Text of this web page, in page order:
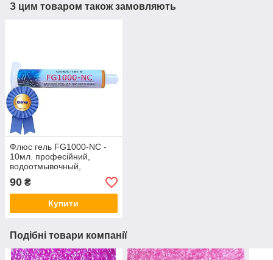
З цим товаром також замовляють
Флюс гель FG1000-NC -
10мл. професійний,
водоотмывочный,
водосмываемый
90 ₴
Купити
Подібні товари компанії